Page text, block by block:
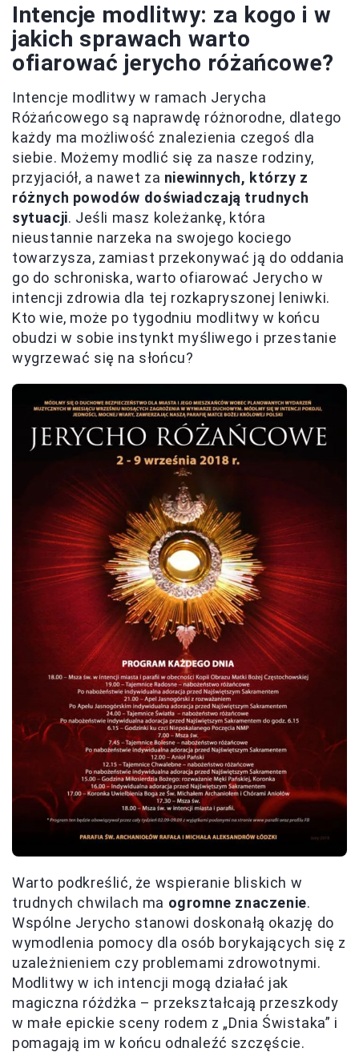
Intencje modlitwy: za kogo i w
jakich sprawach warto
ofiarować jerycho różańcowe?
Intencje modlitwy w ramach Jerycha
Różańcowego są naprawdę różnorodne, dlatego
każdy ma możliwość znalezienia czegoś dla
siebie. Możemy modlić się za nasze rodziny,
przyjaciół, a nawet za niewinnych, którzy z
różnych powodów doświadczają trudnych
sytuacji. Jeśli masz koleżankę, która
nieustannie narzeka na swojego kociego
towarzysza, zamiast przekonywać ją do oddania
go do schroniska, warto ofiarować Jerycho w
intencji zdrowia dla tej rozkapryszonej leniwki.
Kto wie, może po tygodniu modlitwy w końcu
obudzi w sobie instynkt myśliwego i przestanie
wygrzewać się na słońcu?
Warto podkreślić, że wspieranie bliskich w
trudnych chwilach ma ogromne znaczenie.
Wspólne Jerycho stanowi doskonałą okazję do
wymodlenia pomocy dla osób borykających się z
uzależnieniem czy problemami zdrowotnymi.
Modlitwy w ich intencji mogą działać jak
magiczna różdżka – przekształcają przeszkody
w małe epickie sceny rodem z „Dnia Świstaka” i
pomagają im w końcu odnaleźć szczęście.